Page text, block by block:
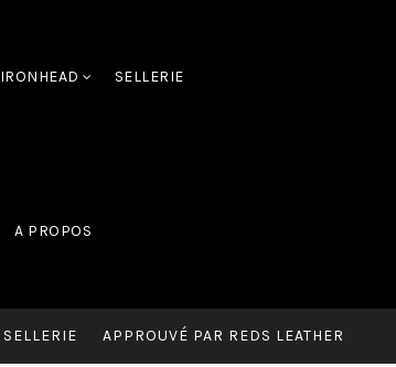
IRONHEAD SELLERIE
A PROPOS
SELLERIE APPROUVÉ PAR REDS LEATHER